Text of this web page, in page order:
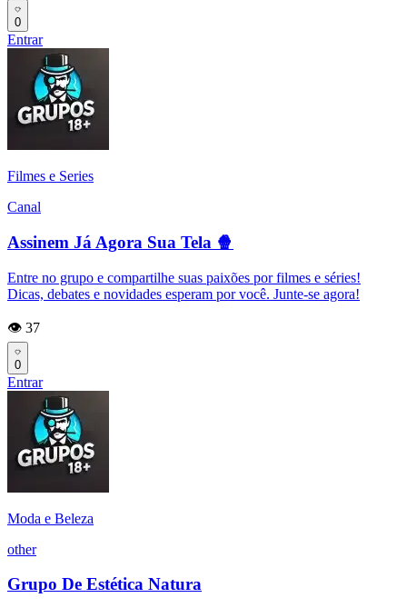
0
Entrar
Filmes e Series
Canal
Assinem Já Agora Sua Tela 🍿
Entre no grupo e compartilhe suas paixões por filmes e séries!
Dicas, debates e novidades esperam por você. Junte-se agora!
👁️ 37
0
Entrar
Moda e Beleza
other
Grupo De Estética Natura